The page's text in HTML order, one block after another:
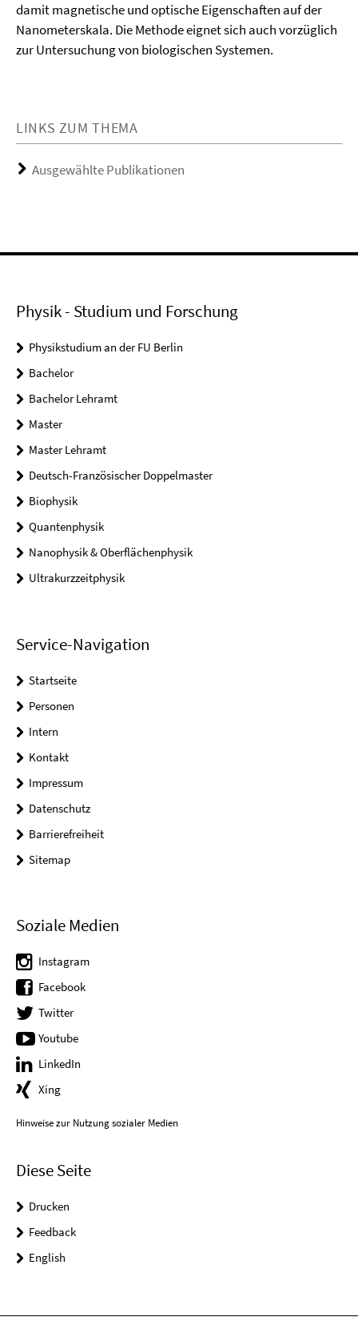
damit magnetische und optische Eigenschaften auf der
Nanometerskala. Die Methode eignet sich auch vorzüglich
zur Untersuchung von biologischen Systemen.
LINKS ZUM THEMA
Ausgewählte Publikationen
Physik - Studium und Forschung
Physikstudium an der FU Berlin
Bachelor
Bachelor Lehramt
Master
Master Lehramt
Deutsch-Französischer Doppelmaster
Biophysik
Quantenphysik
Nanophysik & Oberflächenphysik
Ultrakurzzeitphysik
Service-Navigation
Startseite
Personen
Intern
Kontakt
Impressum
Datenschutz
Barrierefreiheit
Sitemap
Soziale Medien
Instagram
Facebook
Twitter
Youtube
LinkedIn
Xing
Hinweise zur Nutzung sozialer Medien
Diese Seite
Drucken
Feedback
English